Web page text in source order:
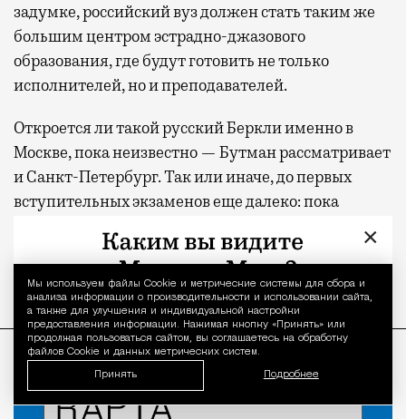
Уведомление
Мы используем файлы Сookie и метрические системы для сбора и
анализа информации о производительности и использовании сайта,
а также для улучшения и индивидуальной настройки
предоставления информации. Нажимая кнопку «Принять» или
продолжая пользоваться сайтом, вы соглашаетесь на обработку
файлов Cookie и данных метрических систем.
Принять Подробнее
задумке, российский вуз должен стать таким же
большим центром эстрадно-джазового
образования, где будут готовить не только
исполнителей, но и преподавателей.
Откроется ли такой русский Беркли именно в
Москве, пока неизвестно — Бутман рассматривает
и Санкт-Петербург. Так или иначе, до первых
вступительных экзаменов еще далеко: пока
продумывается структура будущего вуза и идет
поиск здания.
ПРОДОЛЖЕНИЕ НИЖЕ
×